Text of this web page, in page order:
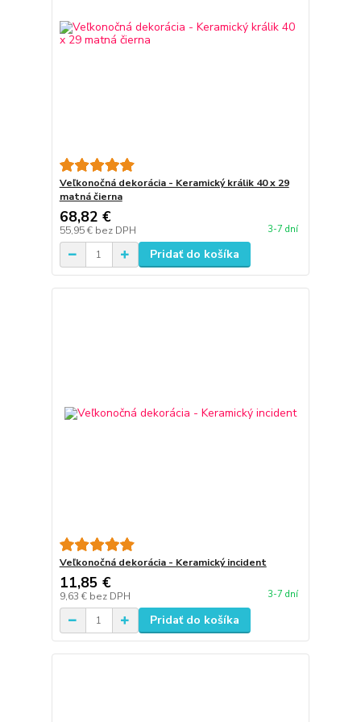
Veľkonočná dekorácia - Keramický králik 40 x 29
matná čierna
68,82 €
55,95 € bez DPH 3-7 dní
Pridať do košíka
Veľkonočná dekorácia - Keramický incident
11,85 €
9,63 € bez DPH 3-7 dní
Pridať do košíka